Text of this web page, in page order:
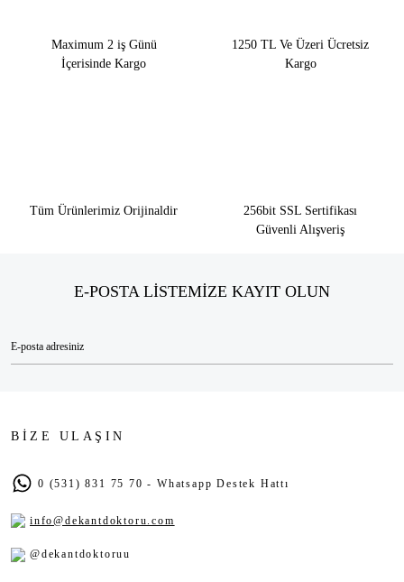
Maximum 2 iş Günü
İçerisinde Kargo
1250 TL Ve Üzeri Ücretsiz
Kargo
Tüm Ürünlerimiz Orijinaldir
256bit SSL Sertifikası
Güvenli Alışveriş
E-POSTA LİSTEMİZE KAYIT OLUN
BİZE ULAŞIN
0 (531) 831 75 70 - Whatsapp Destek Hattı
info@dekantdoktoru.com
@dekantdoktoruu